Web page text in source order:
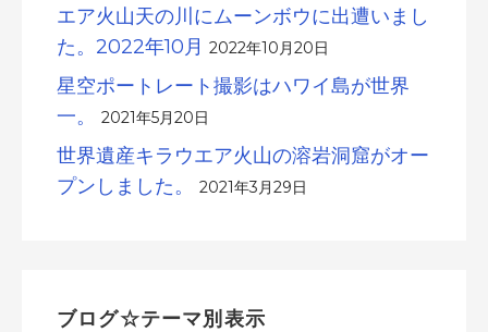
エア火山天の川にムーンボウに出遭いまし
た。2022年10月 2022年10月20日
星空ポートレート撮影はハワイ島が世界
一。
2021年5月20日
世界遺産キラウエア火山の溶岩洞窟がオー
プンしました。
2021年3月29日
ブログ☆テーマ別表示